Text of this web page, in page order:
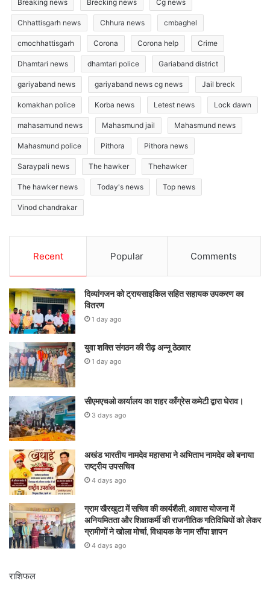
Breaking news Brecking news Cg news
Chhattisgarh news Chhura news cmbaghel
cmochhattisgarh Corona Corona help Crime
Dhamtari news dhamtari police Gariaband district
gariyaband news gariyaband news cg news Jail breck
komakhan police Korba news Letest news Lock dawn
mahasamund news Mahasmund jail Mahasmund news
Mahasmund police Pithora Pithora news
Saraypali news The hawker Thehawker
The hawker news Today's news Top news
Vinod chandrakar
Recent Popular Comments
दिव्यांगजन को ट्रायसाइकिल सहित सहायक उपकरण का
वितरण
1 day ago
युवा शक्ति संगठन की रीढ़ अन्नू ठेठवार
1 day ago
सीएमएचओ कार्यालय का शहर कॉंग्रेस कमेटी द्वारा घेराव।
3 days ago
अखंड भारतीय नामदेव महासभा ने अभिताभ नामदेव को बनाया
राष्ट्रीय उपसचिव
4 days ago
ग्राम खैरखुटा में सचिव की कार्यशैली, आवास योजना में
अनियमितता और शिक्षाकर्मी की राजनीतिक गतिविधियों को लेकर
ग्रामीणों ने खोला मोर्चा, विधायक के नाम सौंपा ज्ञापन
4 days ago
राशिफल